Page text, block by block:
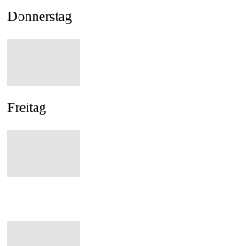
Donnerstag
Freitag